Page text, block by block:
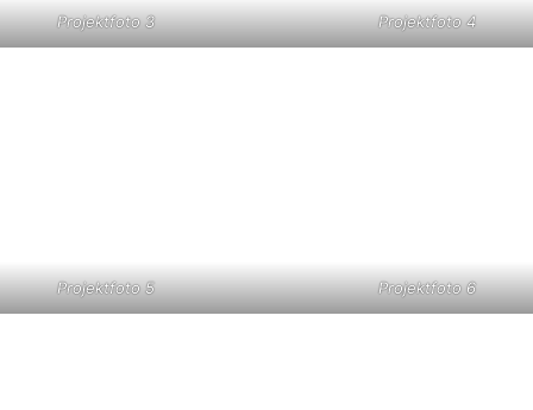
Projektfoto 3 Projektfoto 4
Projektfoto 5 Projektfoto 6